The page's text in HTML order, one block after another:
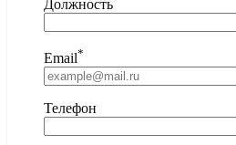
Должность
Email*
Телефон